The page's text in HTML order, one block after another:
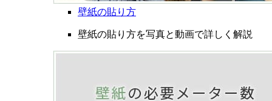
壁紙の貼り方
壁紙の貼り方を写真と動画で詳しく解説